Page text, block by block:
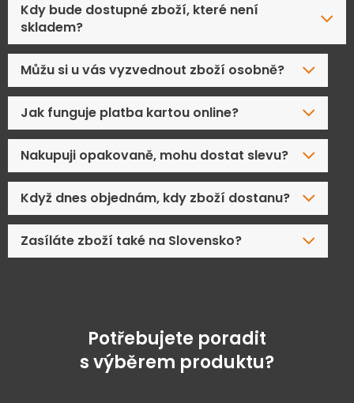
Kdy bude dostupné zboží, které není
skladem?
Můžu si u vás vyzvednout zboží osobně?
Jak funguje platba kartou online?
Nakupuji opakovaně, mohu dostat slevu?
Když dnes objednám, kdy zboží dostanu?
Zasíláte zboží také na Slovensko?
Potřebujete poradit
s výběrem produktu?